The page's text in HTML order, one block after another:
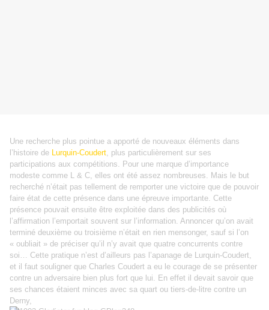
Une recherche plus pointue a apporté de nouveaux éléments dans
l’histoire de Lurquin-Coudert, plus particulièrement sur ses
participations aux compétitions. Pour une marque d’importance
modeste comme L & C, elles ont été assez nombreuses. Mais le but
recherché n’était pas tellement de remporter une victoire que de pouvoir
faire état de cette présence dans une épreuve importante. Cette
présence pouvait ensuite être exploitée dans des publicités où
l’affirmation l’emportait souvent sur l’information. Annoncer qu’on avait
terminé deuxième ou troisième n’était en rien mensonger, sauf si l’on
« oubliait » de préciser qu’il n’y avait que quatre concurrents contre
soi… Cette pratique n’est d’ailleurs pas l’apanage de Lurquin-Coudert,
et il faut souligner que Charles Coudert a eu le courage de se présenter
contre un adversaire bien plus fort que lui. En effet il devait savoir que
ses chances étaient minces avec sa quart ou tiers-de-litre contre un
Derny,